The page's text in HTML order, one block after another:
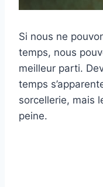
Si nous ne
temps, nous
meilleur parti.
temps
sorcellerie, mais
peine.